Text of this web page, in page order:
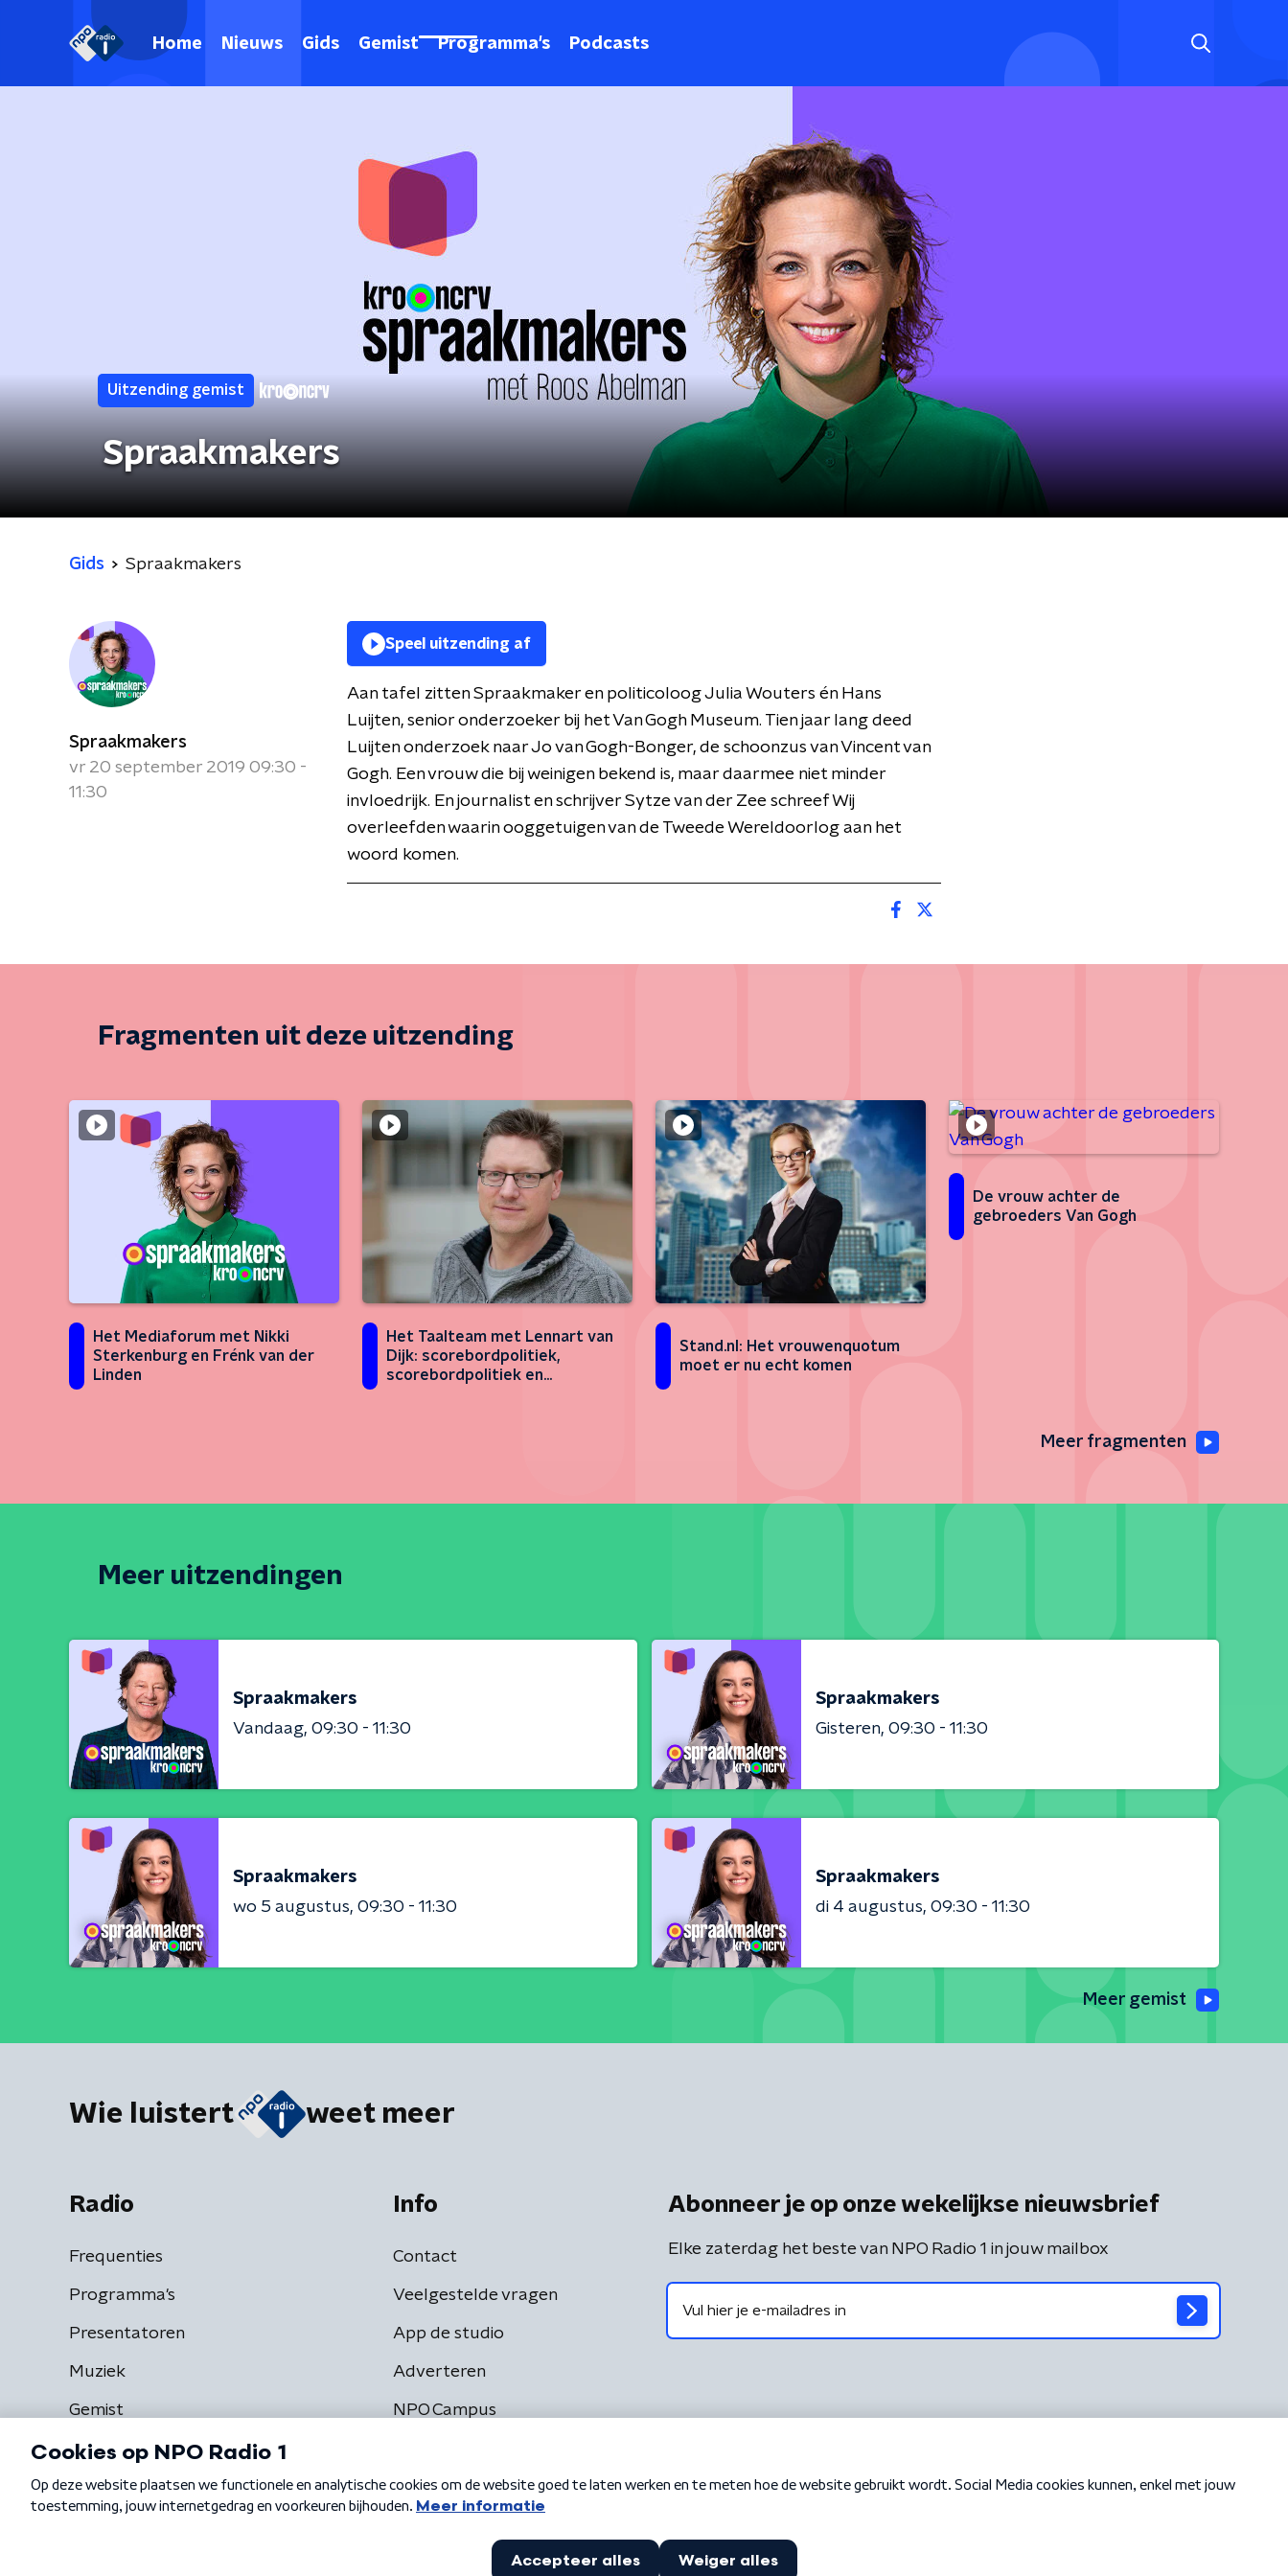
Home Nieuws Gids Gemist Programma's Podcasts
Uitzending gemist
Spraakmakers
Gids Spraakmakers
Spraakmakers
vr 20 september 2019 09:30 -
11:30
Speel uitzending af
Aan tafel zitten Spraakmaker en politicoloog Julia Wouters én Hans
Luijten, senior onderzoeker bij het Van Gogh Museum. Tien jaar lang deed
Luijten onderzoek naar Jo van Gogh-Bonger, de schoonzus van Vincent van
Gogh. Een vrouw die bij weinigen bekend is, maar daarmee niet minder
invloedrijk. En journalist en schrijver Sytze van der Zee schreef Wij
overleefden waarin ooggetuigen van de Tweede Wereldoorlog aan het
woord komen.
Fragmenten uit deze uitzending
Het Mediaforum met Nikki
Sterkenburg en Frénk van der
Linden
Het Taalteam met Lennart van
Dijk: scorebordpolitiek,
scorebordpolitiek en
Stand.nl: Het vrouwenquotum
moet er nu echt komen
De vrouw achter de
gebroeders Van Gogh
Meer fragmenten
Meer uitzendingen
Spraakmakers
Vandaag 09:30 - 11:30
Spraakmakers
Gisteren 09:30 - 11:30
Spraakmakers
wo 5 augustus 09:30 - 11:30
Spraakmakers
di 4 augustus 09:30 - 11:30
Meer gemist
Wie luistert weet meer
Radio
Frequenties
Programma's
Presentatoren
Muziek
Gemist
Info
Contact
Veelgestelde vragen
App de studio
Adverteren
NPO Campus
Abonneer je op onze wekelijkse nieuwsbrief
Elke zaterdag het beste van NPO Radio 1 in jouw mailbox
Algemene voorwaarden Privacybeleid